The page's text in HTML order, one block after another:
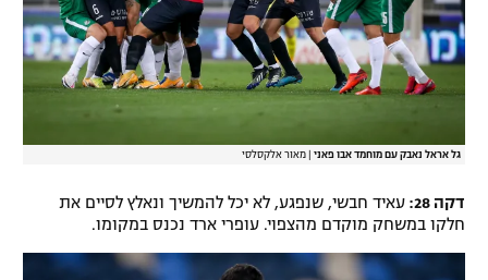
גל אראל נאבק עם מוחמד אבו פאני מאור אלקסלסי
דקה 28:
עאיד חבשי, שנפגע, לא יכל להמשיך ונאלץ לסיים את
חלקו במשחק מוקדם מהצפוי. עופרי ארד נכנס במקומו.